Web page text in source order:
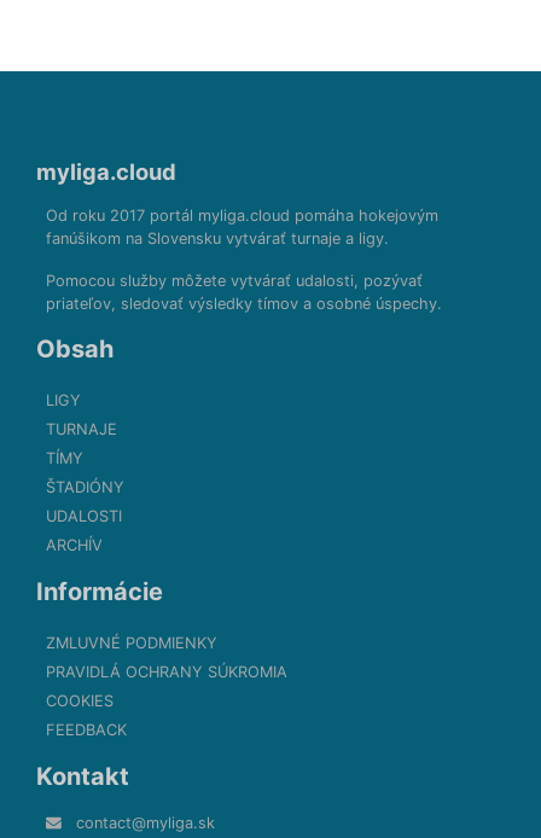
myliga.cloud
Od roku 2017 portál myliga.cloud pomáha hokejovým
fanúšikom na Slovensku vytvárať turnaje a ligy.
Pomocou služby môžete vytvárať udalosti, pozývať
priateľov, sledovať výsledky tímov a osobné úspechy.
Obsah
LIGY
TURNAJE
TÍMY
ŠTADIÓNY
UDALOSTI
ARCHÍV
Informácie
ZMLUVNÉ PODMIENKY
PRAVIDLÁ OCHRANY SÚKROMIA
COOKIES
FEEDBACK
Kontakt
contact@myliga.sk